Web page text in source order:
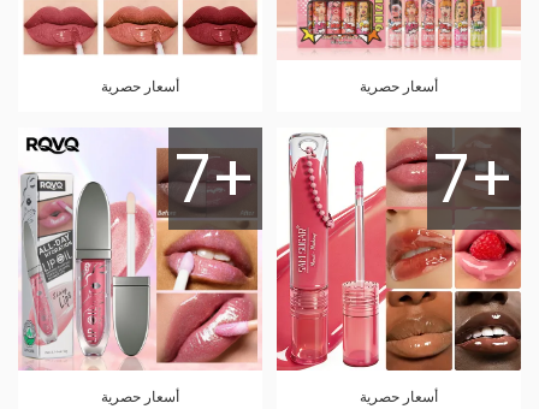
أسعار حصرية أسعار حصرية
7+
أسعار حصرية
7+
أسعار حصرية